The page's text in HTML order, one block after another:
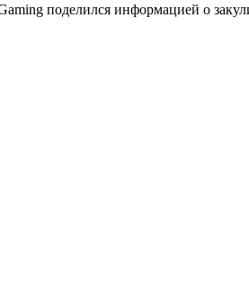
поделился информацией о